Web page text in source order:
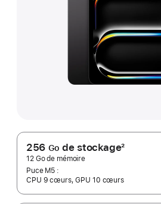
256 Go de stockage
Note
de
bas
de
2
12 Go de mémoire
Puce M5 :
CPU 9 cœurs, GPU 10 cœurs